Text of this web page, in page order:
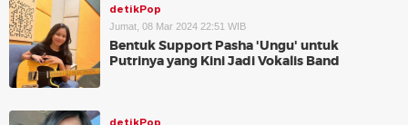
detikPop
Jumat, 08 Mar 2024 22:51 WIB
Bentuk Support Pasha 'Ungu' untuk
Putrinya yang Kini Jadi Vokalis Band
detikPop